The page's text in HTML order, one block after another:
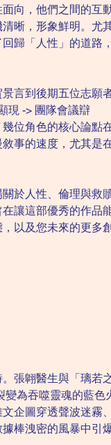
向，他們之間的互
晰，形象鮮明。尤
歸「人性」的道路，
言到後期五位志願
現 -> 團隊會議辯
位角色的核心論點
事的速度，尤其是
於人性、倫理與救
讓這部優秀的作品
以及您未來的更多
張翺醫生與「璃若
為吞噬靈魂的藍色
企圖穿透聲波迷霧、
棒洩密的風暴中引